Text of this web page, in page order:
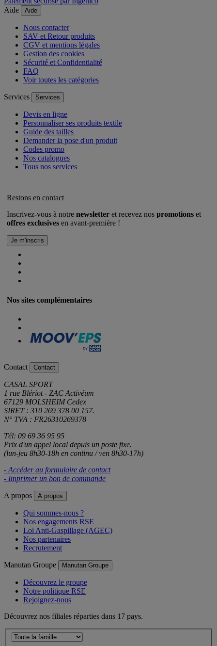
Aide
Aide
Nous contacter
SAV et Retour produits
CGV et mentions légales
Gestion des cookies
Sécurité et Confidentialité
FAQ
Voir toutes les catégories
Services Services
Devis en ligne
Personnaliser ses produits textile
Guide des tailles
Demander la pose d'un produit
Codes promo
Nos catalogues
Tous nos services
Restons en contact
Inscrivez-vous à notre newsletter et recevez nos promotions et
offres exclusives en avant-première !
Nos sites complémentaires
Contact Contact
CASAL SPORT
1 rue Blériot - ZAC Activéum
67129 MOLSHEIM Cedex
SIRET : 310 269 378 00 157.
N° TVA : FR26310269378
Tél: 09 69 36 95 95
Prix d'un appel local depuis un poste fixe.
(lun-jeu 8h30-18h en continu / ven 8h30-17h)
- Accéder au formulaire de contact
- Imprimer un bon de commande
A propos A propos
Qui sommes-nous ?
Nos engagements RSE
Loi Anti-Gaspillage (AGEC)
Nos partenaires
Recrutement
Manutan Groupe Manutan Groupe
Découvrez le groupe
Notre politique RSE
Rejoignez-nous
Découvrez nos filiales réparties dans 17 pays.